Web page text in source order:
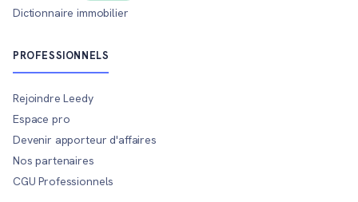
Dictionnaire immobilier
PROFESSIONNELS
Rejoindre Leedy
Espace pro
Devenir apporteur d'affaires
Nos partenaires
CGU Professionnels